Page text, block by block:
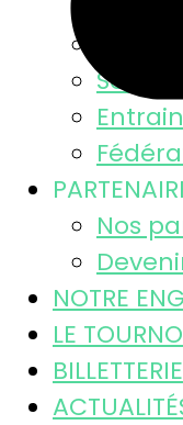
Se
Nos
NOTRE
LE
BILLETTERIE